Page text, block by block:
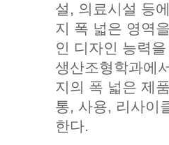
설, 의료시설 등
지 폭 넓은 영역
인 디자인 능력
생산조형학과에
지의 폭 넓은 제
통, 사용, 리사이
한다.